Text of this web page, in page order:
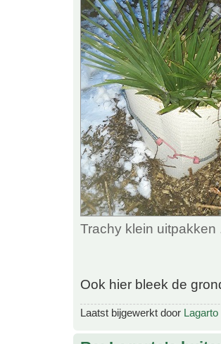
Trachy klein
Ook hier bleek de
Laatst bijgewerkt door Lagarto